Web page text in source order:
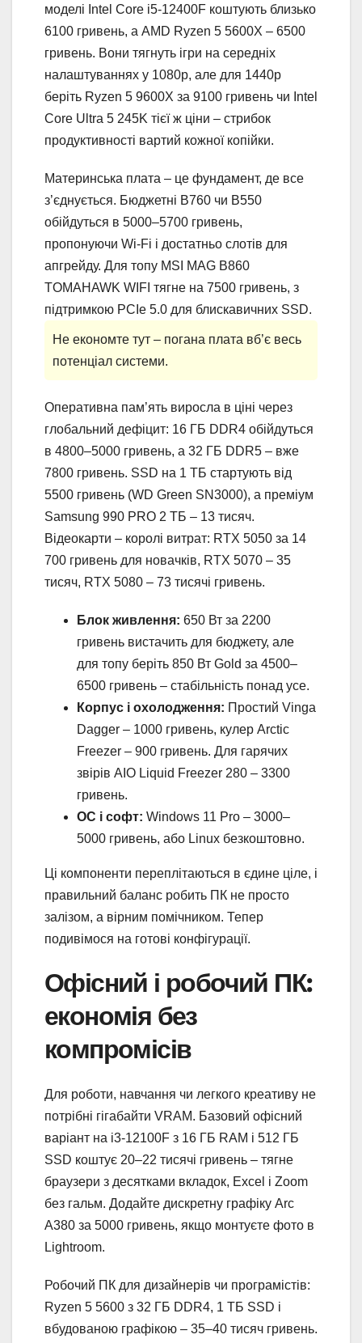
моделі Intel Core i5-12400F коштують близько
6100 гривень, а AMD Ryzen 5 5600X – 6500
гривень. Вони тягнуть ігри на середніх
налаштуваннях у 1080p, але для 1440p
беріть Ryzen 5 9600X за 9100 гривень чи Intel
Core Ultra 5 245K тієї ж ціни – стрибок
продуктивності вартий кожної копійки.
Материнська плата – це фундамент, де все
з’єднується. Бюджетні B760 чи B550
обійдуться в 5000–5700 гривень,
пропонуючи Wi-Fi і достатньо слотів для
апгрейду. Для топу MSI MAG B860
TOMAHAWK WIFI тягне на 7500 гривень, з
підтримкою PCIe 5.0 для блискавичних SSD.
Не економте тут – погана плата вб’є весь
потенціал системи.
Оперативна пам’ять виросла в ціні через
глобальний дефіцит: 16 ГБ DDR4 обійдуться
в 4800–5000 гривень, а 32 ГБ DDR5 – вже
7800 гривень. SSD на 1 ТБ стартують від
5500 гривень (WD Green SN3000), а преміум
Samsung 990 PRO 2 ТБ – 13 тисяч.
Відеокарти – королі витрат: RTX 5050 за 14
700 гривень для новачків, RTX 5070 – 35
тисяч, RTX 5080 – 73 тисячі гривень.
Блок живлення: 650 Вт за 2200
гривень вистачить для бюджету, але
для топу беріть 850 Вт Gold за 4500–
6500 гривень – стабільність понад усе.
Корпус і охолодження: Простий Vinga
Dagger – 1000 гривень, кулер Arctic
Freezer – 900 гривень. Для гарячих
звірів AIO Liquid Freezer 280 – 3300
гривень.
ОС і софт: Windows 11 Pro – 3000–
5000 гривень, або Linux безкоштовно.
Ці компоненти переплітаються в єдине ціле, і
правильний баланс робить ПК не просто
залізом, а вірним помічником. Тепер
подивімося на готові конфігурації.
Офісний і робочий ПК:
економія без
компромісів
Для роботи, навчання чи легкого креативу не
потрібні гігабайти VRAM. Базовий офісний
варіант на i3-12100F з 16 ГБ RAM і 512 ГБ
SSD коштує 20–22 тисячі гривень – тягне
браузери з десятками вкладок, Excel і Zoom
без гальм. Додайте дискретну графіку Arc
A380 за 5000 гривень, якщо монтуєте фото в
Lightroom.
Робочий ПК для дизайнерів чи програмістів:
Ryzen 5 5600 з 32 ГБ DDR4, 1 ТБ SSD і
вбудованою графікою – 35–40 тисяч гривень.